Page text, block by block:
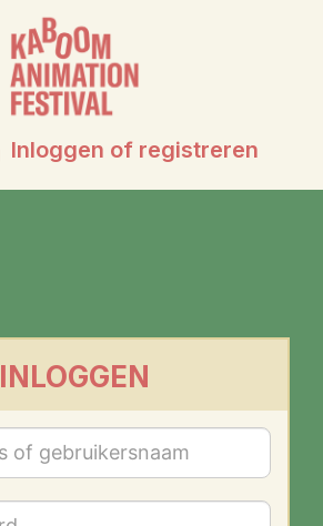
Inloggen of registreren
INLOGGEN